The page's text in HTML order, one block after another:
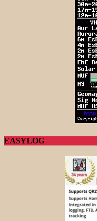
EASYLOG